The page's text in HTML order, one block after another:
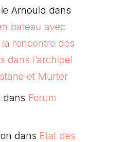
Arnould dans
bateau avec
rencontre des
dans l’archipel
et Murter
dans Forum
dans Etat des